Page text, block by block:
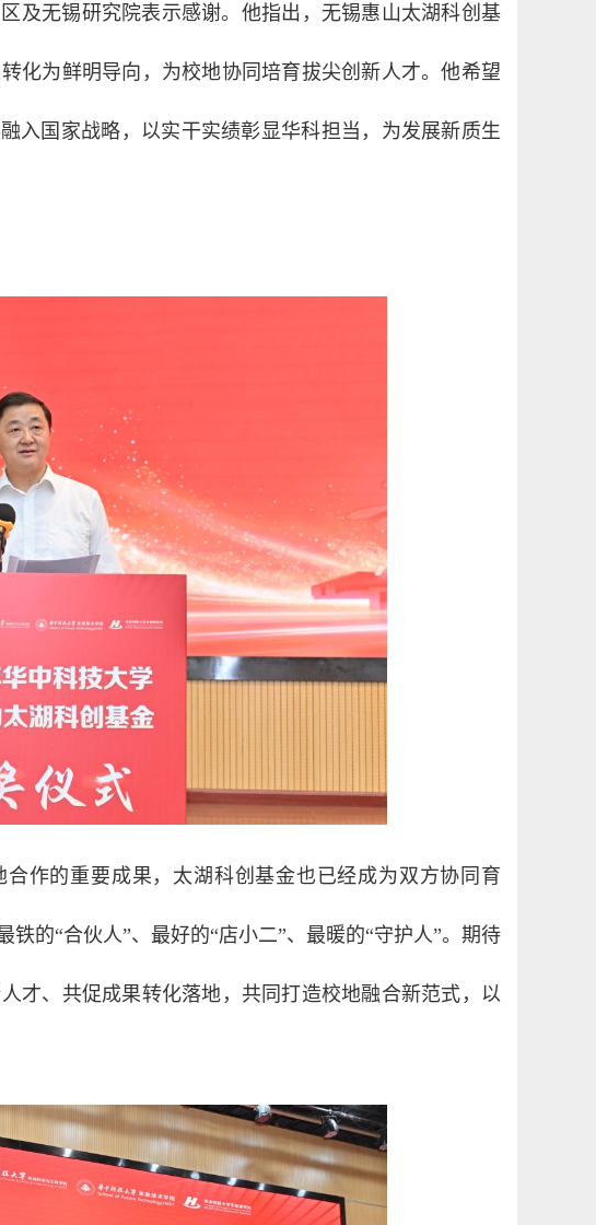
及无锡研究院表示感谢。他指出，无锡惠山太湖科创基
化为鲜明导向，为校地协同培育拔尖创新人才。他希望
入国家战略，以实干实绩彰显华科担当，为发展新质生
作的重要成果，太湖科创基金也已经成为双方协同育
的“合伙人”、最好的“店小二”、最暖的“守护人”。期待
才、共促成果转化落地，共同打造校地融合新范式，以